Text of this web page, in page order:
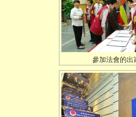
參加法會的出